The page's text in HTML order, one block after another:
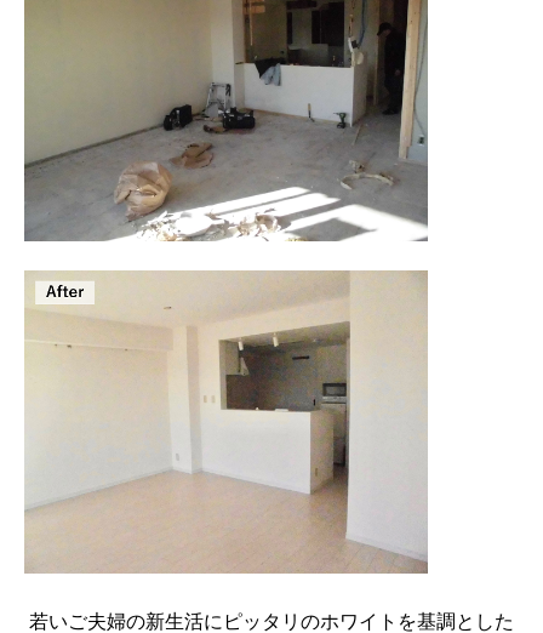
若いご夫婦の新生活にピッタリのホワイトを基調とした